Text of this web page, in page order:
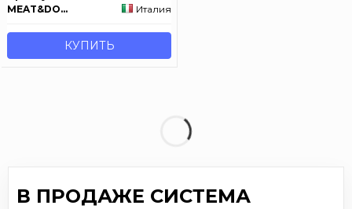
MEAT&DORIA
Италия
КУПИТЬ
В ПРОДАЖЕ СИСТЕМА